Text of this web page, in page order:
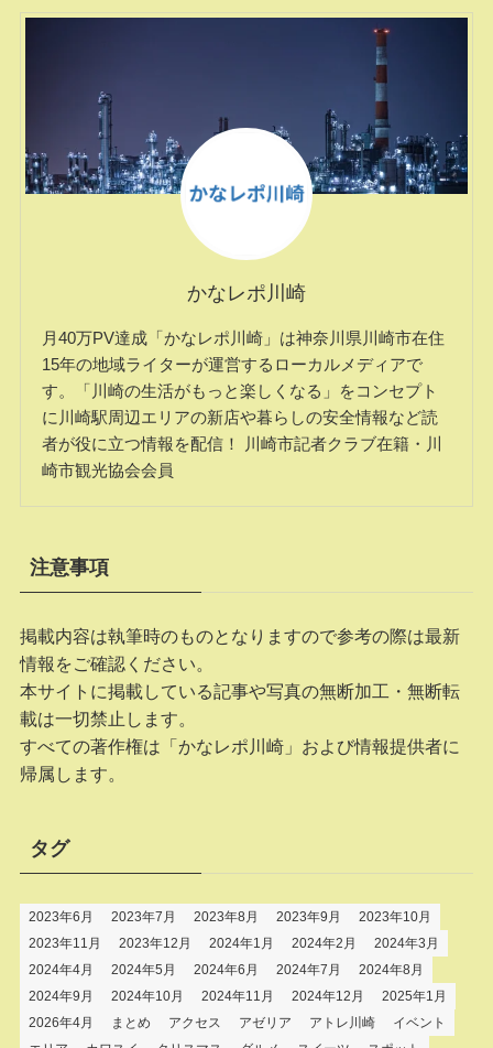
かなレポ川崎
月40万PV達成「かなレポ川崎」は神奈川県川崎市在住
15年の地域ライターが運営するローカルメディアで
す。「川崎の生活がもっと楽しくなる」をコンセプト
に川崎駅周辺エリアの新店や暮らしの安全情報など読
者が役に立つ情報を配信！ 川崎市記者クラブ在籍・川
崎市観光協会会員
注意事項
掲載内容は執筆時のものとなりますので参考の際は最新
情報をご確認ください。
本サイトに掲載している記事や写真の無断加工・無断転
載は一切禁止します。
すべての著作権は「かなレポ川崎」および情報提供者に
帰属します。
タグ
2023年6月 2023年7月 2023年8月 2023年9月
2023年10月
2023年11月
2023年12月 2024年1月 2024年2月
2024年3月
2024年4月
2024年5月 2024年6月 2024年7月
2024年8月
2024年9月
2024年10月 2024年11月 2024年12月
2025年1月
2026年4月
まとめ アクセス アゼリア アトレ川崎
イベント